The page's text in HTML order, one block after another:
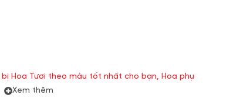
Hoa Tươi theo màu tốt nhất cho bạn, Hoa phụ
Tươi đảm bảo phong cách cắm, tone màu sắc.
Xem thêm